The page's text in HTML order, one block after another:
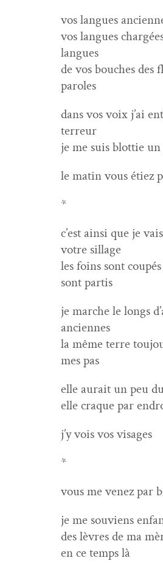
vos langues
vos langues
langues
de vos bouch­es des
paroles
dans vos voix j’ai
terreur
je me suis blot­tie
le matin vous étiez
*
c’est ain­si que je
votre sillage
les foins sont
sont partis
je marche le longs
anciennes
la même terre
mes pas
elle aurait un peu
elle craque par
j’y vois vos visages
*
vous me venez par
je me sou­viens
des lèvres de ma
en ce temps là